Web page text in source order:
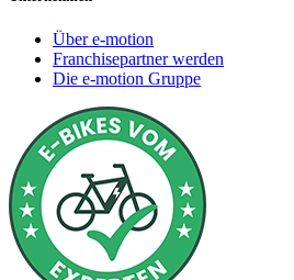
Über e-motion
Franchisepartner werden
Die e-motion Gruppe